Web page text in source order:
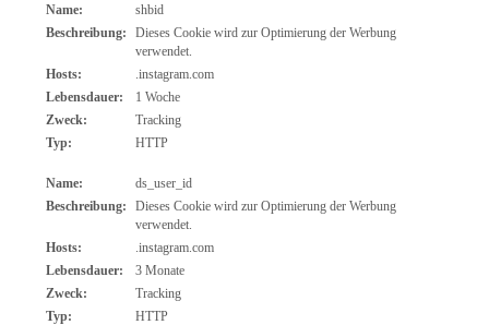
Name:
shbid
Beschreibung:
Dieses Cookie wird zur Optimierung der Werbung
verwendet.
Hosts:
.instagram.com
Lebensdauer:
1 Woche
Zweck:
Tracking
Typ:
HTTP
Name:
ds_user_id
Beschreibung:
Dieses Cookie wird zur Optimierung der Werbung
verwendet.
Hosts:
.instagram.com
Lebensdauer:
3 Monate
Zweck:
Tracking
Typ:
HTTP